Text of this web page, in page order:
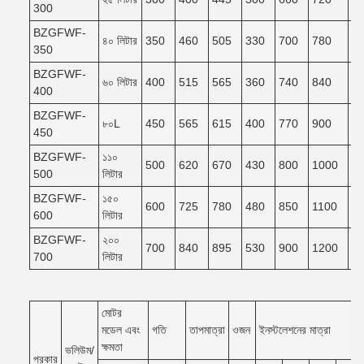
300
BZGFWF-
350
৪০ লিটার 350 460 505 330 700 780
BZGFWF-
400
৬০ লিটার 400 515 565 360 740 840
BZGFWF-
450
৮০L 450 565 615 400 770 900
BZGFWF-
500
১১০
লিটার
500 620 670 430 800 1000
BZGFWF-
600
১৫০
লিটার
600 725 780 480 850 1100
BZGFWF-
700
২০০
লিটার
700 840 895 530 900 1200
প্রকার
ভলিউম/
মোটর
মডেল এবং
ক্ষমতা
গতি তাপমাত্রা ওজন ইনস্টলেশনের মাত্রা